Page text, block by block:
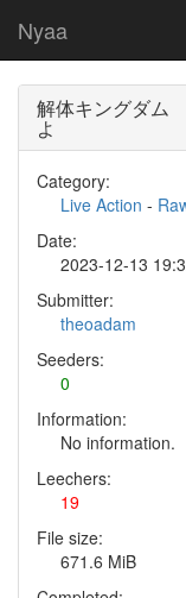
Nyaa
解体キングダム
よ
Category:
Live Action -
Date:
2023-12-13
Submitter:
theoadam
Seeders:
0
Information:
No information.
Leechers:
19
File size:
671.6 MiB